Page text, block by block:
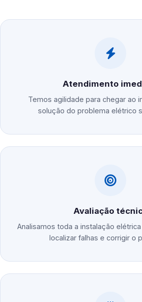
Atendimento
Temos agilidade para chegar ao
solução do problema elétrico
Avaliação
Analisamos toda a instalação
localizar falhas e corrigir o